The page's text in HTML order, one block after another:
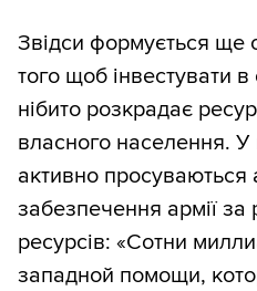
Звідси формується ще
того щоб інвестувати
нібито розкрадає
власного населення. У
активно просуваються
забезпечення армії за
ресурсів: «Сотни
западной помощи,